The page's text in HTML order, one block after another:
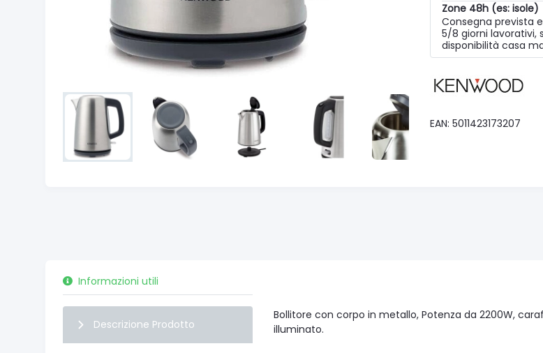
Zone 48h (es: isole)
Consegna prevista
5/8 giorni lavorativi,
disponibilità casa
EAN: 5011423173207
Informazioni utili
Descrizione Prodotto
Bollitore con corpo in metallo, Potenza da 2200W,
illuminato.